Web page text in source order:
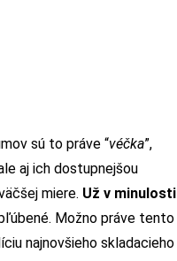
sú to práve “véčka”,
aj ich dostupnejšou
miere. Už v minulosti
Možno práve tento
najnovšieho skladacieho